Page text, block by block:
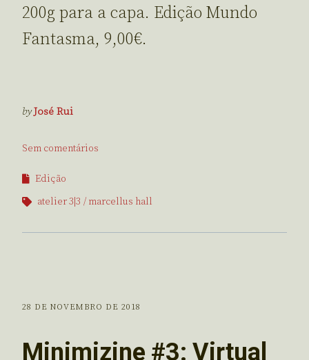
200g para a capa. Edição Mundo
Fantasma, 9,00€.
byJosé Rui
Sem comentários
Edição
atelier 3|3
marcellus hall
28 DE NOVEMBRO DE 2018
Minimizine #3: Virtual